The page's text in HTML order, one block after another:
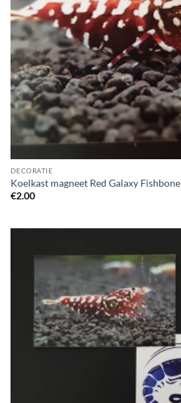
DECORATIE
Koelkast magneet Red Galaxy Fishbone
€2.00